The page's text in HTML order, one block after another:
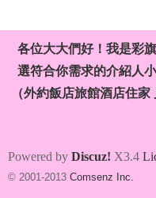
各位大大們好！我是彩
選符合你需求的介紹人
（外約飯店旅館酒店住
Powered by Discuz! X3.4
© 2001-2013 Comsenz Inc.